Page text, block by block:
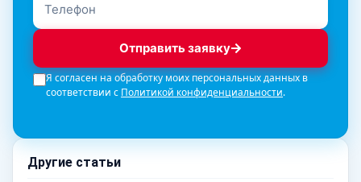
Отправить заявку
Я согласен на обработку моих персональных данных в
соответствии с Политикой конфиденциальности.
Другие статьи